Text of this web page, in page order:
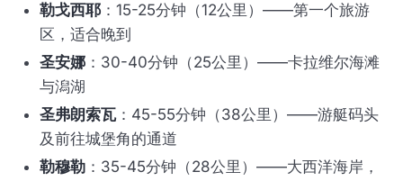
勒戈西耶 ：15-25分钟（12公里）——第一个旅游
区，适合晚到
圣安娜 ：30-40分钟（25公里）——卡拉维尔海滩
与潟湖
圣弗朗索瓦：45-55分钟（38公里）——游艇码头
及前往城堡角的通道
勒穆勒 ：35-45分钟（28公里）——大西洋海岸，